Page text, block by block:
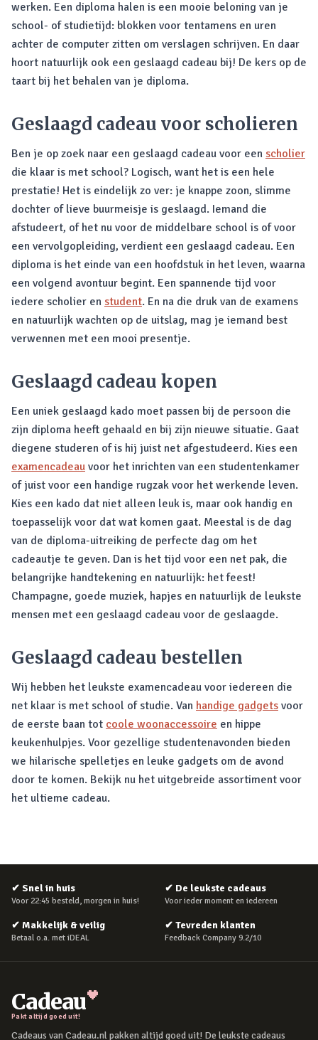
werken. Een diploma halen is een mooie beloning van je
school- of studietijd: blokken voor tentamens en uren
achter de computer zitten om verslagen schrijven. En daar
hoort natuurlijk ook een geslaagd cadeau bij! De kers op de
taart bij het behalen van je diploma.
Geslaagd cadeau voor scholieren
Ben je op zoek naar een geslaagd cadeau voor een scholier
die klaar is met school? Logisch, want het is een hele
prestatie! Het is eindelijk zo ver: je knappe zoon, slimme
dochter of lieve buurmeisje is geslaagd. Iemand die
afstudeert, of het nu voor de middelbare school is of voor
een vervolgopleiding, verdient een geslaagd cadeau. Een
diploma is het einde van een hoofdstuk in het leven, waarna
een volgend avontuur begint. Een spannende tijd voor
iedere scholier en student. En na die druk van de examens
en natuurlijk wachten op de uitslag, mag je iemand best
verwennen met een mooi presentje.
Geslaagd cadeau kopen
Een uniek geslaagd kado moet passen bij de persoon die
zijn diploma heeft gehaald en bij zijn nieuwe situatie. Gaat
diegene studeren of is hij juist net afgestudeerd. Kies een
examencadeau voor het inrichten van een studentenkamer
of juist voor een handige rugzak voor het werkende leven.
Kies een kado dat niet alleen leuk is, maar ook handig en
toepasselijk voor dat wat komen gaat. Meestal is de dag
van de diploma-uitreiking de perfecte dag om het
cadeautje te geven. Dan is het tijd voor een net pak, die
belangrijke handtekening en natuurlijk: het feest!
Champagne, goede muziek, hapjes en natuurlijk de leukste
mensen met een geslaagd cadeau voor de geslaagde.
Geslaagd cadeau bestellen
Wij hebben het leukste examencadeau voor iedereen die
net klaar is met school of studie. Van handige gadgets voor
de eerste baan tot coole woonaccessoire en hippe
keukenhulpjes. Voor gezellige studentenavonden bieden
we hilarische spelletjes en leuke gadgets om de avond
door te komen. Bekijk nu het uitgebreide assortiment voor
het ultieme cadeau.
✔ Snel in huis
Voor 22:45 besteld, morgen in huis!
✔ De leukste cadeaus
Voor ieder moment en iedereen
✔ Makkelijk & veilig
Betaal o.a. met iDEAL
✔ Tevreden klanten
Feedback Company 9.2/10
Cadeau
Pakt altijd goed uit!
Cadeaus van Cadeau.nl pakken altijd goed uit! De leukste cadeaus